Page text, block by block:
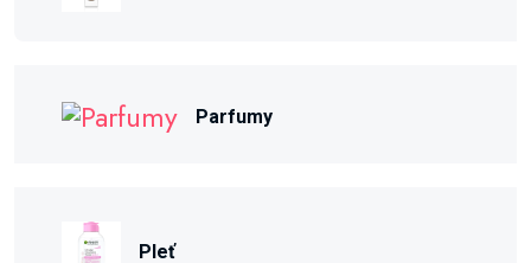
Parfumy
Pleť